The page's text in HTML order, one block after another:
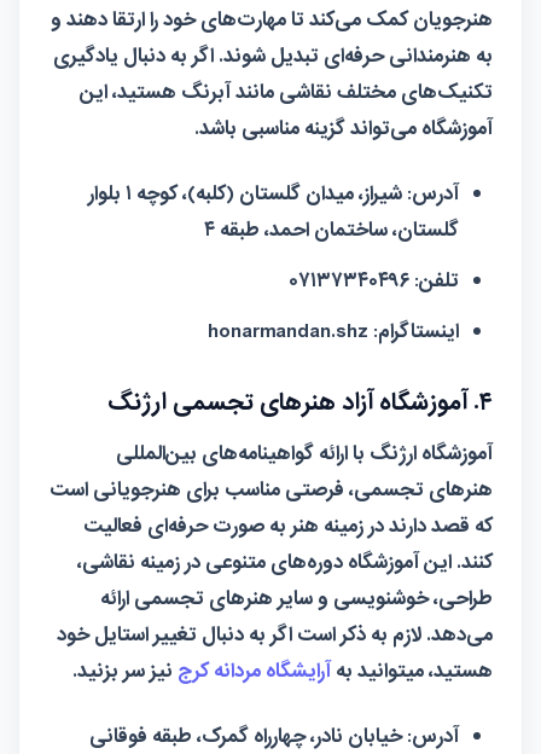
هنرجویان کمک می‌کند تا مهارت‌های خود را ارتقا دهند و
به هنرمندانی حرفه‌ای تبدیل شوند. اگر به دنبال یادگیری
تکنیک‌های مختلف نقاشی مانند آبرنگ هستید، این
آموزشگاه می‌تواند گزینه مناسبی باشد.
آدرس:
شیراز، میدان گلستان (کلبه)، کوچه ۱ بلوار
گلستان، ساختمان احمد، طبقه ۴
تلفن:
اینستاگرام:
۴. آموزشگاه آزاد هنرهای تجسمی ارژنگ
آموزشگاه ارژنگ با ارائه گواهینامه‌های بین‌المللی
هنرهای تجسمی، فرصتی مناسب برای هنرجویانی است
که قصد دارند در زمینه هنر به صورت حرفه‌ای فعالیت
کنند. این آموزشگاه دوره‌های متنوعی در زمینه نقاشی،
طراحی، خوشنویسی و سایر هنرهای تجسمی ارائه
می‌دهد. لازم به ذکر است اگر به دنبال تغییر استایل خود
هستید، میتوانید بهآرایشگاه مردانه کرج نیز سر بزنید.
آدرس:خیابان نادر، چهارراه گمرک، طبقه فوقانی